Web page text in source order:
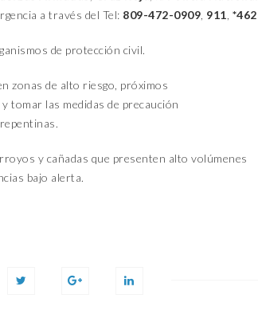
a través del Tel: 809-472-0909 911 *462
de protección civil.
zonas de alto riesgo, próximos
tomar las medidas de precaución
y cañadas que presenten alto volúmenes
bajo alerta.